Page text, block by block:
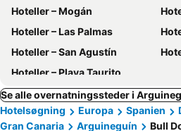
Hoteller – Mogán
Hoteller – Las Palmas
Hoteller – San Agustín
Hoteller – Playa Taurito
Se alle overnatningssteder i
Hotelsøgning
Europa Spanien
Gran Canaria
Arguineguín Bull